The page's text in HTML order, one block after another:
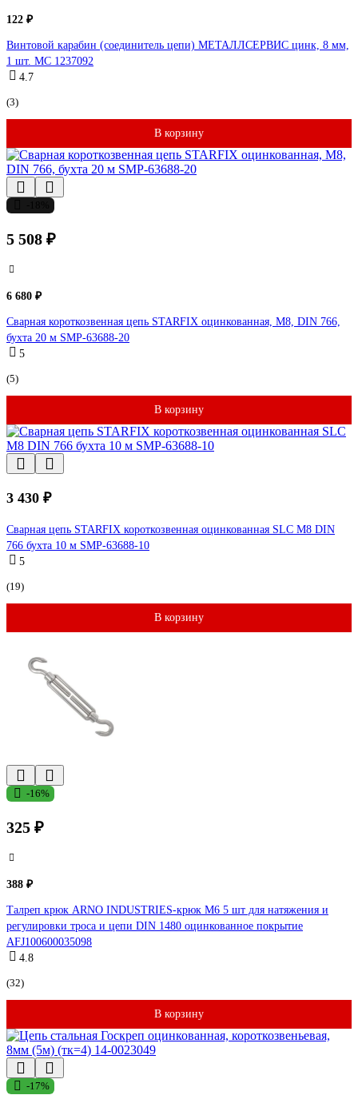
122 ₽
Винтовой карабин (соединитель цепи) МЕТАЛЛСЕРВИС цинк, 8 мм,
1 шт. МС 1237092
4.7
(3)
В корзину
5 508 ₽
6 680 ₽
Сварная короткозвенная цепь STARFIX оцинкованная, М8, DIN 766,
бухта 20 м SMP-63688-20
5
(5)
В корзину
3 430 ₽
Сварная цепь STARFIX короткозвенная оцинкованная SLC M8 DIN
766 бухта 10 м SMP-63688-10
5
(19)
В корзину
-16%
325 ₽
388 ₽
Талреп крюк ARNO INDUSTRIES-крюк М6 5 шт для натяжения и
регулировки троса и цепи DIN 1480 оцинкованное покрытие
AFJ100600035098
4.8
(32)
В корзину
-17%